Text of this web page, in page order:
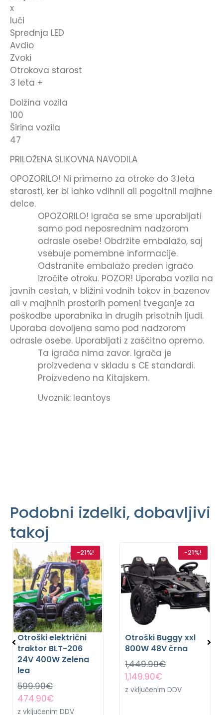
x
luči
Sprednja LED
Avdio
Zvoki
Otrokova starost
3 leta +
Dolžina vozila
100
Širina vozila
47
PRILOŽENA SLIKOVNA NAVODILA
OPOZORILO! Ni primerno za otroke do 3.leta
starosti, ker bi lahko vdihnil ali pogoltnil majhne
delce.
OPOZORILO! Igrača se sme uporabljati
samo pod neposrednim nadzorom
odrasle osebe! Obdržite embalažo, saj
vsebuje pomembne informacije.
Odstranite embalažo preden igračo
izročite otroku. POZOR! Uporaba vozila na
javnih cestah, v bližini vodnih tokov in bazenov
ali v majhnih prostorih pomeni tveganje za
poškodbe uporabnika in drugih prisotnih ljudi.
Uporaba dovoljena samo pod nadzorom
odrasle osebe. Uporabljati z zaščitno opremo.
Ta igrača nima zavor. Igrača je
proizvedena v skladu s CE standardi.
Proizvedeno na Kitajskem.
Uvoznik: leantoys
Podobni izdelki, dobavljivi
takoj
-21%!
Otroški električni
traktor BLT-206
24V 400W Zelena
lea
599.90€
474.90€
z vključenim DDV
-21%!
Otroški Buggy xxl
800W 48V črna
1,449.90€
1,149.90€
z vključenim DDV